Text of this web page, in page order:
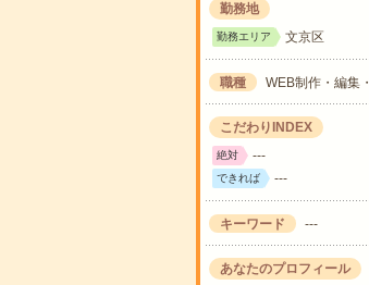
勤務地
勤務エリア 文京区
職種 WEB制作・編集
こだわりINDEX
絶対 ---
できれば ---
キーワード ---
あなたのプロフィール